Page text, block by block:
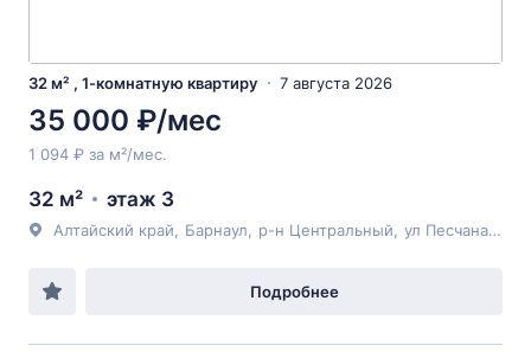
32 м² , 1-комнатную квартиру 7 августа 2026
35 000 ₽/мес
1 094 ₽ за м²/мес.
32 м² этаж 3
Алтайский край Барнаул р-н Центральный ул Песчаная , 74
Подробнее